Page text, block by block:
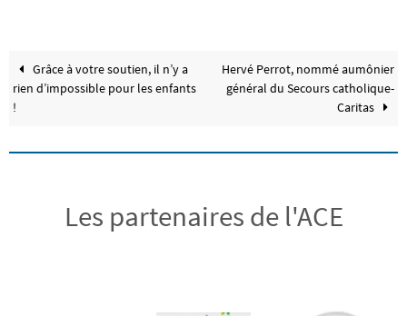
Grâce à votre soutien, il n’y a
rien d’impossible pour les enfants
!
Hervé Perrot, nommé aumônier
général du Secours catholique-
Caritas
Les partenaires de l'ACE